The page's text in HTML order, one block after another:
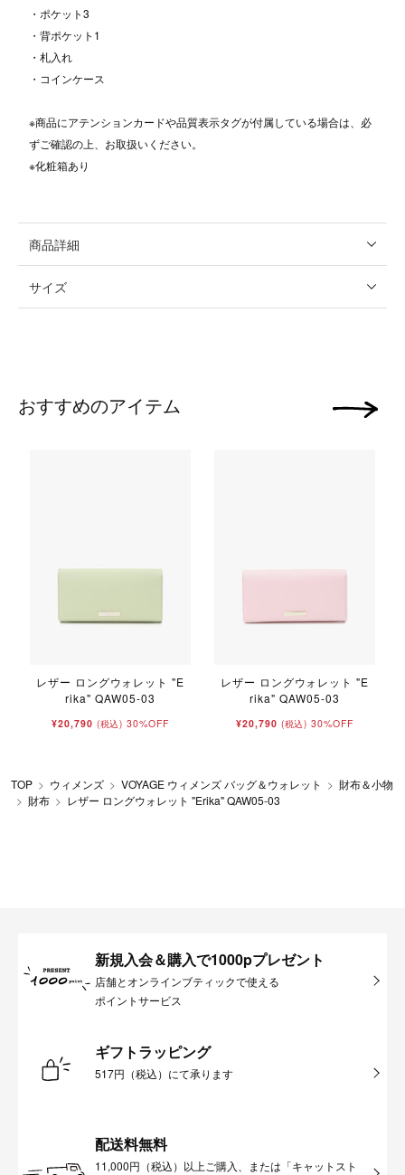
・ポケット3
・背ポケット1
・札入れ
・コインケース
※商品にアテンションカードや品質表示タグが付属している場合は、必
ずご確認の上、お取扱いください。
※化粧箱あり
商品詳細
サイズ
おすすめのアイテム
レザー ロングウォレット "E
rika" QAW05-03
¥20,790 (税込) 30%OFF
レザー ロングウォレット "E
rika" QAW05-03
¥20,790 (税込) 30%OFF
次の画像
TOP ウィメンズ VOYAGE ウィメンズ バッグ＆ウォレット
財布＆小物
財布
レザー ロングウォレット "Erika" QAW05-03
新規入会＆購入で1000pプレゼント
店舗とオンラインブティックで使える
ポイントサービス
ギフトラッピング
517円（税込）にて承ります
配送料無料
11,000円（税込）以上ご購入、または「キャットスト